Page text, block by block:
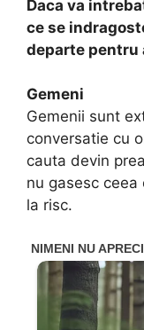
Daca va
ce se
departe pentru
Gemeni
Gemenii sunt
conversatie cu
cauta devin
nu gasesc
la risc.